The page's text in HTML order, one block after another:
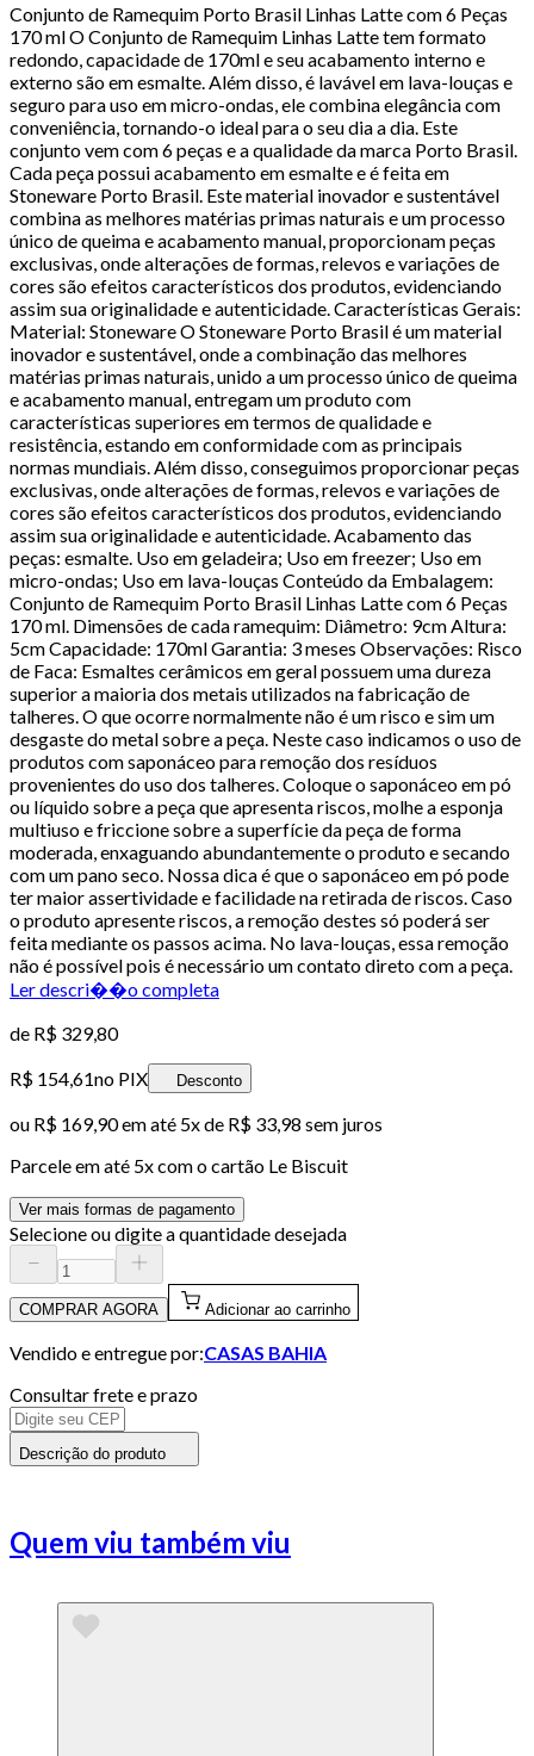
Conjunto de Ramequim Porto Brasil Linhas Latte com 6 Peças
170 ml O Conjunto de Ramequim Linhas Latte tem formato
redondo, capacidade de 170ml e seu acabamento interno e
externo são em esmalte. Além disso, é lavável em lava-louças e
seguro para uso em micro-ondas, ele combina elegância com
conveniência, tornando-o ideal para o seu dia a dia. Este
conjunto vem com 6 peças e a qualidade da marca Porto Brasil.
Cada peça possui acabamento em esmalte e é feita em
Stoneware Porto Brasil. Este material inovador e sustentável
combina as melhores matérias primas naturais e um processo
único de queima e acabamento manual, proporcionam peças
exclusivas, onde alterações de formas, relevos e variações de
cores são efeitos característicos dos produtos, evidenciando
assim sua originalidade e autenticidade. Características Gerais:
Material: Stoneware O Stoneware Porto Brasil é um material
inovador e sustentável, onde a combinação das melhores
matérias primas naturais, unido a um processo único de queima
e acabamento manual, entregam um produto com
características superiores em termos de qualidade e
resistência, estando em conformidade com as principais
normas mundiais. Além disso, conseguimos proporcionar peças
exclusivas, onde alterações de formas, relevos e variações de
cores são efeitos característicos dos produtos, evidenciando
assim sua originalidade e autenticidade. Acabamento das
peças: esmalte. Uso em geladeira; Uso em freezer; Uso em
micro-ondas; Uso em lava-louças Conteúdo da Embalagem:
Conjunto de Ramequim Porto Brasil Linhas Latte com 6 Peças
170 ml. Dimensões de cada ramequim: Diâmetro: 9cm Altura:
5cm Capacidade: 170ml Garantia: 3 meses Observações: Risco
de Faca: Esmaltes cerâmicos em geral possuem uma dureza
superior a maioria dos metais utilizados na fabricação de
talheres. O que ocorre normalmente não é um risco e sim um
desgaste do metal sobre a peça. Neste caso indicamos o uso de
produtos com saponáceo para remoção dos resíduos
provenientes do uso dos talheres. Coloque o saponáceo em pó
ou líquido sobre a peça que apresenta riscos, molhe a esponja
multiuso e friccione sobre a superfície da peça de forma
moderada, enxaguando abundantemente o produto e secando
com um pano seco. Nossa dica é que o saponáceo em pó pode
ter maior assertividade e facilidade na retirada de riscos. Caso
o produto apresente riscos, a remoção destes só poderá ser
feita mediante os passos acima. No lava-louças, essa remoção
não é possível pois é necessário um contato direto com a peça.
Ler descri��o completa
de R$ 329,80
R$ 154,61no PIX Desconto
ou R$ 169,90em até 5x de R$ 33,98 sem juros
Parcele em até 5x com o cartão Le Biscuit
Ver mais formas de pagamento
Selecione ou digite a quantidade desejada
COMPRAR AGORA Adicionar ao carrinho
Vendido e entregue por:CASAS BAHIA
Consultar frete e prazo
Descrição do produto
Quem viu também viu